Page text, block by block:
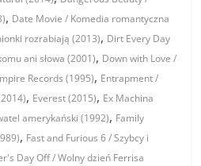
, Date Movie / Komedia romantyczna
rozrabiają (2013), Dirt Every Day
ani słowa (2001), Down with Love /
Records (1995), Entrapment /
, Everest (2015), Ex Machina
amerykański (1992), Family
, Fast and Furious 6 / Szybcy i
Day Off / Wolny dzień Ferrisa